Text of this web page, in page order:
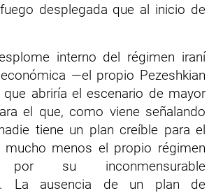
desplegada que al inicio de
interno del régimen iraní
—el propio Pezeshkian
abriría el escenario de mayor
el que, como viene señalando
tiene un plan creíble para el
menos el propio régimen
por su inconmensurable
La ausencia de un plan de